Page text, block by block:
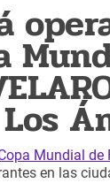
Mundial de
en las